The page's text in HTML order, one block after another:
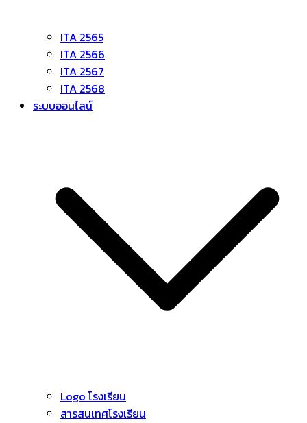
ITA 2565
ITA 2566
ITA 2567
ITA 2568
ระบบออนไลน์
Logo โรงเรียน
สารสนเทศโรงเรียน